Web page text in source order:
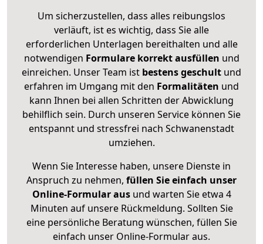
Um sicherzustellen, dass alles reibungslos
verläuft, ist es wichtig, dass Sie alle
erforderlichen Unterlagen bereithalten und alle
notwendigen Formulare korrekt ausfüllen und
einreichen. Unser Team ist bestens geschult und
erfahren im Umgang mit den Formalitäten und
kann Ihnen bei allen Schritten der Abwicklung
behilflich sein. Durch unseren Service können Sie
entspannt und stressfrei nach Schwanenstadt
umziehen.
Wenn Sie Interesse haben, unsere Dienste in
Anspruch zu nehmen, füllen Sie einfach unser
Online-Formular ausund warten Sie etwa 4
Minuten auf unsere Rückmeldung. Sollten Sie
eine persönliche Beratung wünschen, füllen Sie
einfach unser Online-Formular aus.